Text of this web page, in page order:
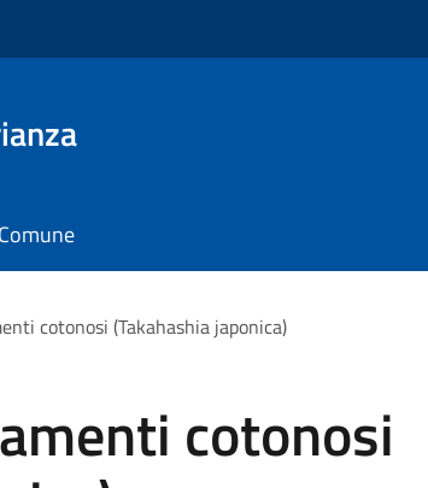
cotonosi (Takahashia japonica)
cotonosi